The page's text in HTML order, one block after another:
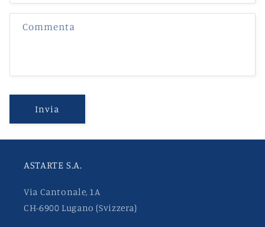
Commenta
Invia
ASTARTE S.A.
Via Cantonale, 1A
CH-6900 Lugano (Svizzera)